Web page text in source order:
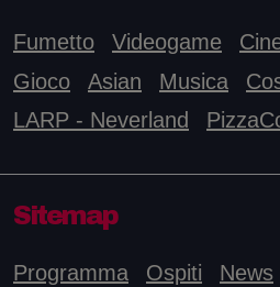
Fumetto Videogame
Gioco
Asian Musica
LARP - Neverland
Sitemap
Programma Ospiti News